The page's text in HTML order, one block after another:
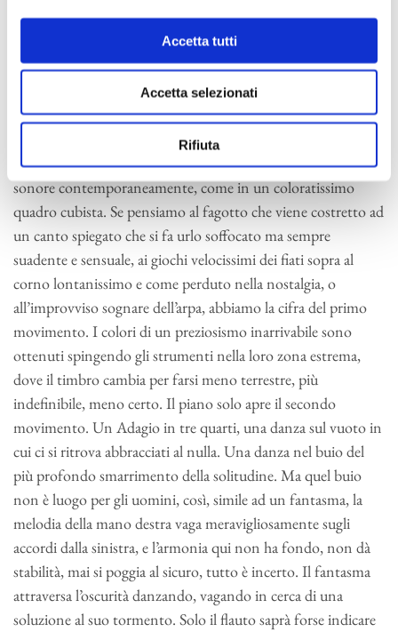
Accetta tutti
Accetta selezionati
Rifiuta
trattare la materia musicale che tutto ci appare così ordinato
e posto con cura nella partitura da sembrare assolutamente
naturale, perfino ovvio. La scrittura pianistica del primo
movimento sembra essere il seme originario di tutti i colori
che Ravel farà scaturire nel lungo lavoro di orchestrazione.
Frantumata in scaglie luminescenti l’orchestra si porrà come
moltiplicazione del pianoforte, si avranno più dimensioni
sonore contemporaneamente, come in un coloratissimo
quadro cubista. Se pensiamo al fagotto che viene costretto ad
un canto spiegato che si fa urlo soffocato ma sempre
suadente e sensuale, ai giochi velocissimi dei fiati sopra al
corno lontanissimo e come perduto nella nostalgia, o
all’improvviso sognare dell’arpa, abbiamo la cifra del primo
movimento. I colori di un preziosismo inarrivabile sono
ottenuti spingendo gli strumenti nella loro zona estrema,
dove il timbro cambia per farsi meno terrestre, più
indefinibile, meno certo. Il piano solo apre il secondo
movimento. Un Adagio in tre quarti, una danza sul vuoto in
cui ci si ritrova abbracciati al nulla. Una danza nel buio del
più profondo smarrimento della solitudine. Ma quel buio
non è luogo per gli uomini, così, simile ad un fantasma, la
melodia della mano destra vaga meravigliosamente sugli
accordi dalla sinistra, e l’armonia qui non ha fondo, non dà
stabilità, mai si poggia al sicuro, tutto è incerto. Il fantasma
attraversa l’oscurità danzando, vagando in cerca di una
soluzione al suo tormento. Solo il flauto saprà forse indicare